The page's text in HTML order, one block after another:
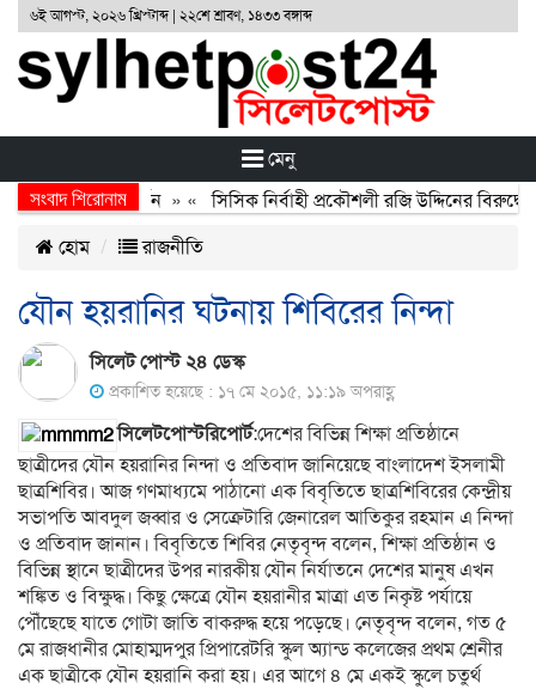
৬ই আগস্ট, ২০২৬ খ্রিস্টাব্দ | ২২শে শ্রাবণ, ১৪৩৩ বঙ্গাব্দ
মেনু
সংবাদ শিরোনাম
বর্জন ও বিসর্জন » « সিসিক নির্বাহী প্রকৌশলী রজি উদ্দিনের
হোম
রাজনীতি
যৌন হয়রানির ঘটনায় শিবিরের নিন্দা
সিলেট পোস্ট ২৪ ডেস্ক
প্রকাশিত হয়েছে : ১৭ মে ২০১৫, ১১:১৯ অপরাহ্ণ
সিলেটপোস্টরিপোর্ট:দেশের বিভিন্ন শিক্ষা প্রতিষ্ঠানে
ছাত্রীদের যৌন হয়রানির নিন্দা ও প্রতিবাদ জানিয়েছে বাংলাদেশ ইসলামী
ছাত্রশিবির। আজ গণমাধ্যমে পাঠানো এক বিবৃতিতে ছাত্রশিবিরের কেন্দ্রীয়
সভাপতি আবদুল জব্বার ও সেক্রেটারি জেনারেল আতিকুর রহমান এ নিন্দা
ও প্রতিবাদ জানান। বিবৃতিতে শিবির নেতৃবৃন্দ বলেন, শিক্ষা প্রতিষ্ঠান ও
বিভিন্ন স্থানে ছাত্রীদের উপর নারকীয় যৌন নির্যাতনে দেশের মানুষ এখন
শঙ্কিত ও বিক্ষুদ্ধ। কিছু ক্ষেত্রে যৌন হয়রানীর মাত্রা এত নিকৃষ্ট পর্যায়ে
পৌঁছেছে যাতে গোটা জাতি বাকরুদ্ধ হয়ে পড়েছে। নেতৃবৃন্দ বলেন, গত ৫
মে রাজধানীর মোহাম্মদপুর প্রিপারেটরি স্কুল অ্যান্ড কলেজের প্রথম শ্রেনীর
এক ছাত্রীকে যৌন হয়রানি করা হয়। এর আগে ৪ মে একই স্কুলে চতুর্থ